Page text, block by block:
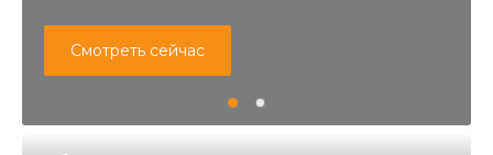
Смотреть сейчас